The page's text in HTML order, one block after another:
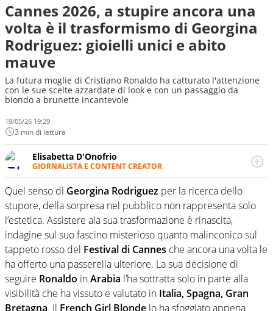
Cannes 2026, a stupire ancora una
volta è il trasformismo di Georgina
Rodriguez: gioielli unici e abito
mauve
La futura moglie di Cristiano Ronaldo ha catturato l'attenzione
con le sue scelte azzardate di look e con un passaggio da
biondo a brunette incantevole
19/05/26 19:29
3 min di lettura
Elisabetta D'Onofrio
GIORNALISTA E CONTENT CREATOR
Giornalista professionista dal 2007, scrive per curiosità
personale e necessità: soprattutto di calcio, di sport e dei
suoi protagonisti, concedendosi innocenti evasioni
nell'ambito della creazione di format. Un tempo ala
destra, oggi si sente a suo agio nel ruolo di libero. Cura
una classifica riservata dei migliori 5 calciatori di sempre.
Quel senso di Georgina Rodriguez per la ricerca dello
stupore, della sorpresa nel pubblico non rappresenta solo
l’estetica. Assistere ala sua trasformazione è rinascita,
indagine sul suo fascino misterioso quanto malinconico sul
tappeto rosso del Festival di Cannes che ancora una volta le
ha offerto una passerella ulteriore. La sua decisione di
seguire Ronaldo inArabia l’ha sottratta solo in parte alla
visibilità che ha vissuto e valutato in Italia, Spagna, Gran
Bretagna. Il French Girl Blonde lo ha sfoggiato appena